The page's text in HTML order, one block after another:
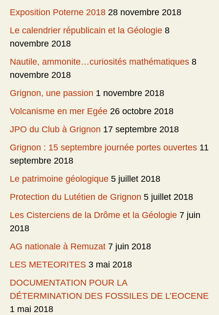
Exposition Poterne 2018 28 novembre 2018
Le calendrier républicain et la Géologie 8
novembre 2018
Nautile, ammonite…curiosités mathématiques 8
novembre 2018
Grignon, une passion 1 novembre 2018
Volcanisme en mer Egée 26 octobre 2018
JPO du Club à Grignon 17 septembre 2018
Grignon : 15 septembre journée portes ouvertes 11
septembre 2018
Le patrimoine géologique 5 juillet 2018
Protection du Lutétien de Grignon 5 juillet 2018
Les Cisterciens de la Drôme et la Géologie 7 juin
2018
AG nationale à Remuzat 7 juin 2018
LES METEORITES 3 mai 2018
DOCUMENTATION POUR LA
DÉTERMINATION DES FOSSILES DE L’EOCENE
1 mai 2018